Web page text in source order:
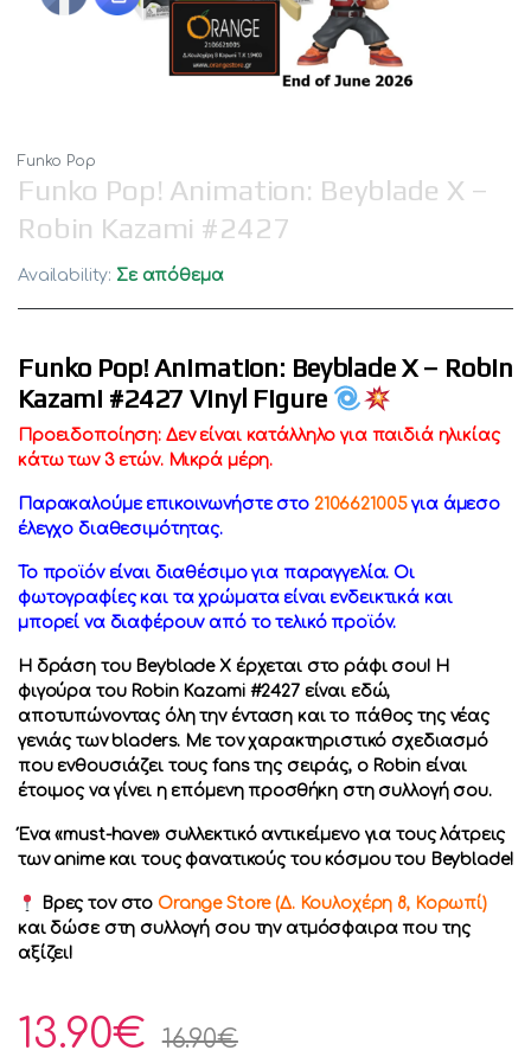
Funko Pop
Funko Pop! Animation: Beyblade X –
Robin Kazami #2427
Availability: Σε απόθεμα
Funko Pop! Animation: Beyblade X – Robin
Kazami #2427 Vinyl Figure
Προειδοποίηση: Δεν είναι κατάλληλο για παιδιά ηλικίας
κάτω των 3 ετών. Μικρά μέρη.
Παρακαλούμε επικοινωνήστε στο 2106621005για άμεσο
έλεγχο διαθεσιμότητας.
Το προϊόν είναι διαθέσιμο για παραγγελία. Οι
φωτογραφίες και τα χρώματα είναι ενδεικτικά και
μπορεί να διαφέρουν από το τελικό προϊόν.
Η δράση του Beyblade X έρχεται στο ράφι σου! Η
φιγούρα του Robin Kazami #2427 είναι εδώ,
αποτυπώνοντας όλη την ένταση και το πάθος της νέας
γενιάς των bladers. Με τον χαρακτηριστικό σχεδιασμό
που ενθουσιάζει τους fans της σειράς, ο Robin είναι
έτοιμος να γίνει η επόμενη προσθήκη στη συλλογή σου.
Ένα «must-have» συλλεκτικό αντικείμενο για τους λάτρεις
των anime και τους φανατικούς του κόσμου του Beyblade!
Βρες τον στο Orange Store (Δ. Κουλοχέρη 8, Κορωπί)
και δώσε στη συλλογή σου την ατμόσφαιρα που της
αξίζει!
13.90€ 16.90€